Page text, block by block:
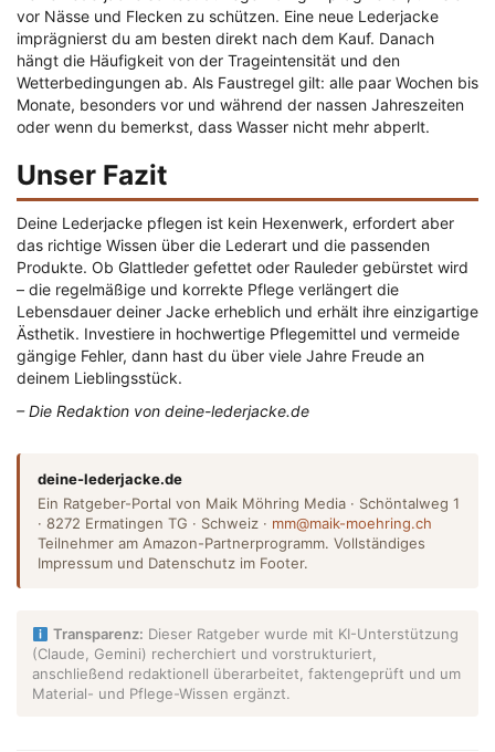
vor Nässe und Flecken zu schützen. Eine neue Lederjacke
imprägnierst du am besten direkt nach dem Kauf. Danach
hängt die Häufigkeit von der Trageintensität und den
Wetterbedingungen ab. Als Faustregel gilt: alle paar Wochen bis
Monate, besonders vor und während der nassen Jahreszeiten
oder wenn du bemerkst, dass Wasser nicht mehr abperlt.
Unser Fazit
Deine Lederjacke pflegen ist kein Hexenwerk, erfordert aber
das richtige Wissen über die Lederart und die passenden
Produkte. Ob Glattleder gefettet oder Rauleder gebürstet wird
– die regelmäßige und korrekte Pflege verlängert die
Lebensdauer deiner Jacke erheblich und erhält ihre einzigartige
Ästhetik. Investiere in hochwertige Pflegemittel und vermeide
gängige Fehler, dann hast du über viele Jahre Freude an
deinem Lieblingsstück.
– Die Redaktion von deine-lederjacke.de
deine-lederjacke.de
Ein Ratgeber-Portal von Maik Möhring Media · Schöntalweg 1
· 8272 Ermatingen TG · Schweiz · mm@maik-moehring.ch
Teilnehmer am Amazon-Partnerprogramm. Vollständiges
Impressum und Datenschutz im Footer.
Transparenz: Dieser Ratgeber wurde mit KI-Unterstützung
(Claude, Gemini) recherchiert und vorstrukturiert,
anschließend redaktionell überarbeitet, faktengeprüft und um
Material- und Pflege-Wissen ergänzt.